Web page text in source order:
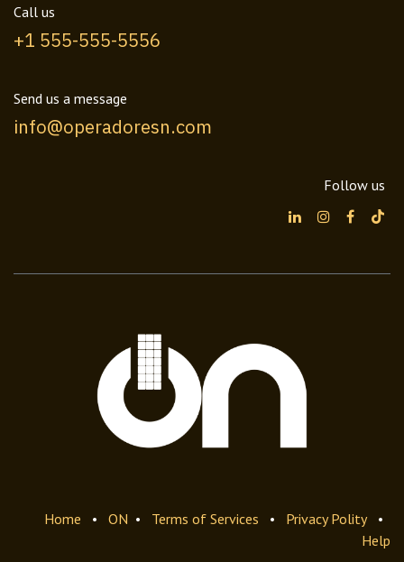
Call us
+1 555-555-5556
Send us a message
info@operadoresn.com
Follow us
Home • ON • Terms of Services • Privacy Polity
•
Help